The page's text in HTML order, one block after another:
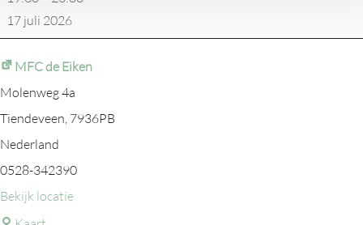
17 juli 2026
MFC de Eiken
Molenweg 4a
Tiendeveen, 7936PB
Nederland
0528-342390
Bekijk locatie